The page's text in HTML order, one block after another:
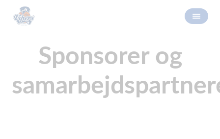
Sponsorer og